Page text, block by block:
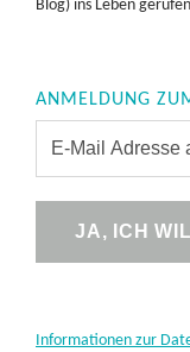
Blog) ins Leben
ANMELDUNG
Informationen zur